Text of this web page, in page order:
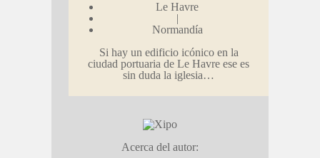
Le Havre
Normandía
Si hay un edificio icónico en la
ciudad portuaria de Le Havre ese es
sin duda la iglesia…
Acerca del autor: